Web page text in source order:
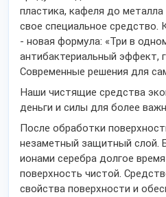
пластика, кафеля до металла
свое специальное
- новая формула: «Три в
антибактериальный эффект,
Современные решения для
Наши чистящие средства
деньги и силы для более
После обработки
незаметный защитный слой.
ионами серебра долгое
поверхность чистой.
свойства поверхности и